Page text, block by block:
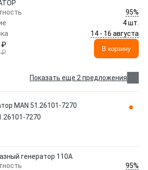
95%
4 шт.
14 - 16 августа
₽
₽
В корзину
Показать еще 2 предложения
MAN 51.26101-7270
7270
генератор 110A
95%